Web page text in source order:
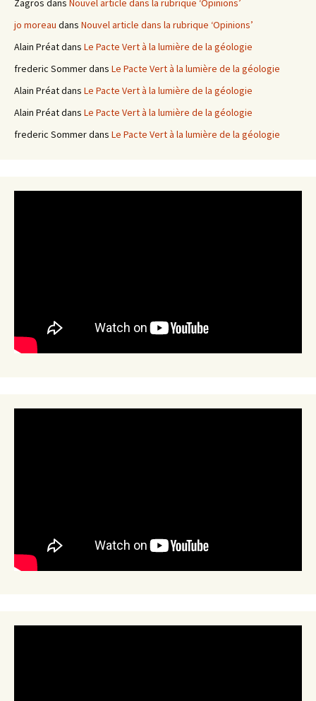
Zagros dans Nouvel article dans la rubrique ‘Opinions’
jo moreau dans Nouvel article dans la rubrique ‘Opinions’
Alain Préatdans Le Pacte Vert à la lumière de la géologie
frederic Sommerdans Le Pacte Vert à la lumière de la géologie
Alain Préatdans Le Pacte Vert à la lumière de la géologie
Alain Préatdans Le Pacte Vert à la lumière de la géologie
frederic Sommerdans Le Pacte Vert à la lumière de la géologie